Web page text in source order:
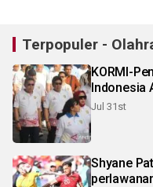
Terpopuler -
KORMI-
Indonesia
Jul 31st
Shyane